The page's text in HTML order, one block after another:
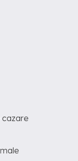
cazare